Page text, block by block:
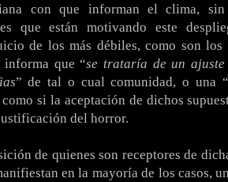
con que informan el clima,
que están motivando este
de los más débiles, como son
informa que “se trataría de un ajuste
” de tal o cual comunidad, o una “
como si la aceptación de dichos
del horror.
de quienes son receptores de
en la mayoría de los casos,